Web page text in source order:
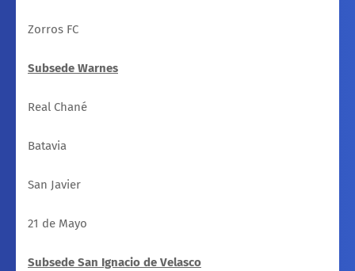
Zorros FC
Subsede Warnes
Real Chané
Batavia
San Javier
21 de Mayo
Subsede San Ignacio de Velasco